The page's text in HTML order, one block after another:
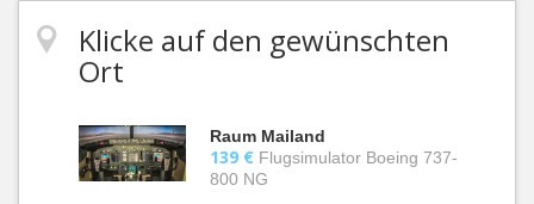
Klicke auf den gewünschten
Ort
Raum Mailand
139 € Flugsimulator Boeing 737-
800 NG